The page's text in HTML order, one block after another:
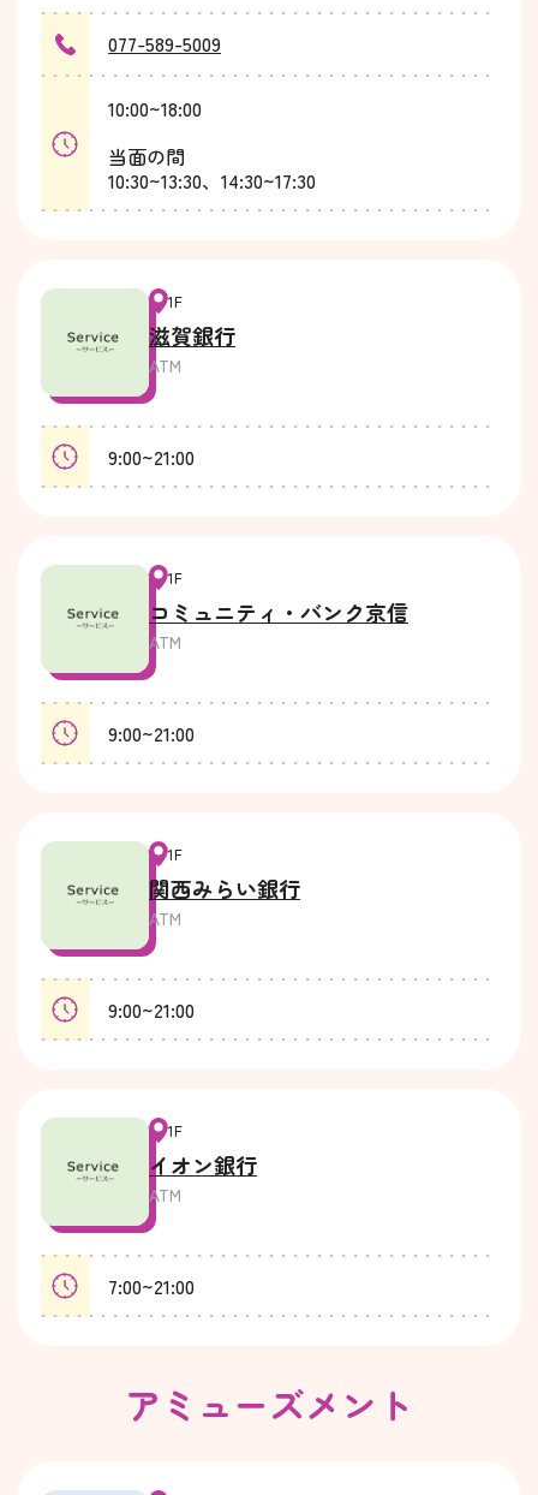
077-589-5009
10:00~18:00
当面の間
10:30~13:30、14:30~17:30
1F
滋賀銀行
ATM
9:00~21:00
1F
コミュニティ・バンク京信
ATM
9:00~21:00
1F
関西みらい銀行
ATM
9:00~21:00
1F
イオン銀行
ATM
7:00~21:00
アミューズメント